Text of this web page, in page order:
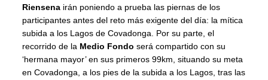
Riensena irán poniendo a prueba las piernas de los
participantes antes del reto más exigente del día: la mítica
subida a los Lagos de Covadonga. Por su parte, el
recorrido de la Medio Fondo será compartido con su
‘hermana mayor’ en sus primeros 99km, situando su meta
en Covadonga, a los pies de la subida a los Lagos, tras las